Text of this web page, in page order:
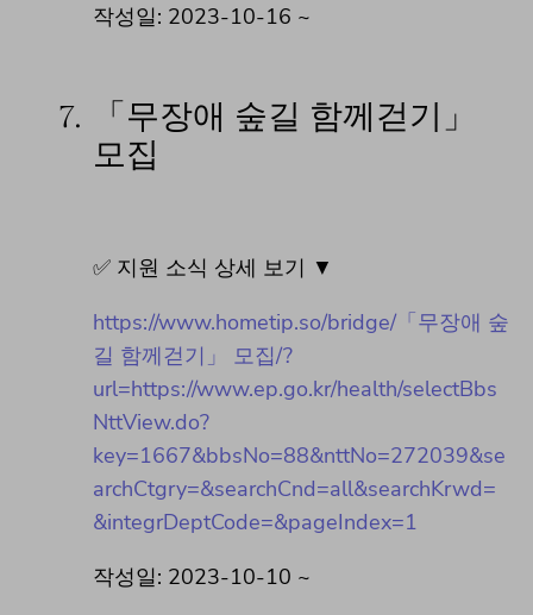
작성일: 2023-10-16 ~
7.
「무장애 숲길 함께걷기」
모집
✅ 지원 소식 상세 보기 ▼
https://www.hometip.so/bridge/「무장애 숲
길 함께걷기」 모집/?
url=https://www.ep.go.kr/health/selectBbs
NttView.do?
key=1667&bbsNo=88&nttNo=272039&se
archCtgry=&searchCnd=all&searchKrwd=
&integrDeptCode=&pageIndex=1
작성일: 2023-10-10 ~